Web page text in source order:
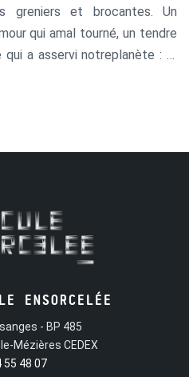
greniers et brocantes. Un
qui amal tourné, un tendre
a asservi notreplanète : le
de 6 minutes est
innovante des
ENSORCELÉE
- BP 485
Mézières CEDEX
55 48 07